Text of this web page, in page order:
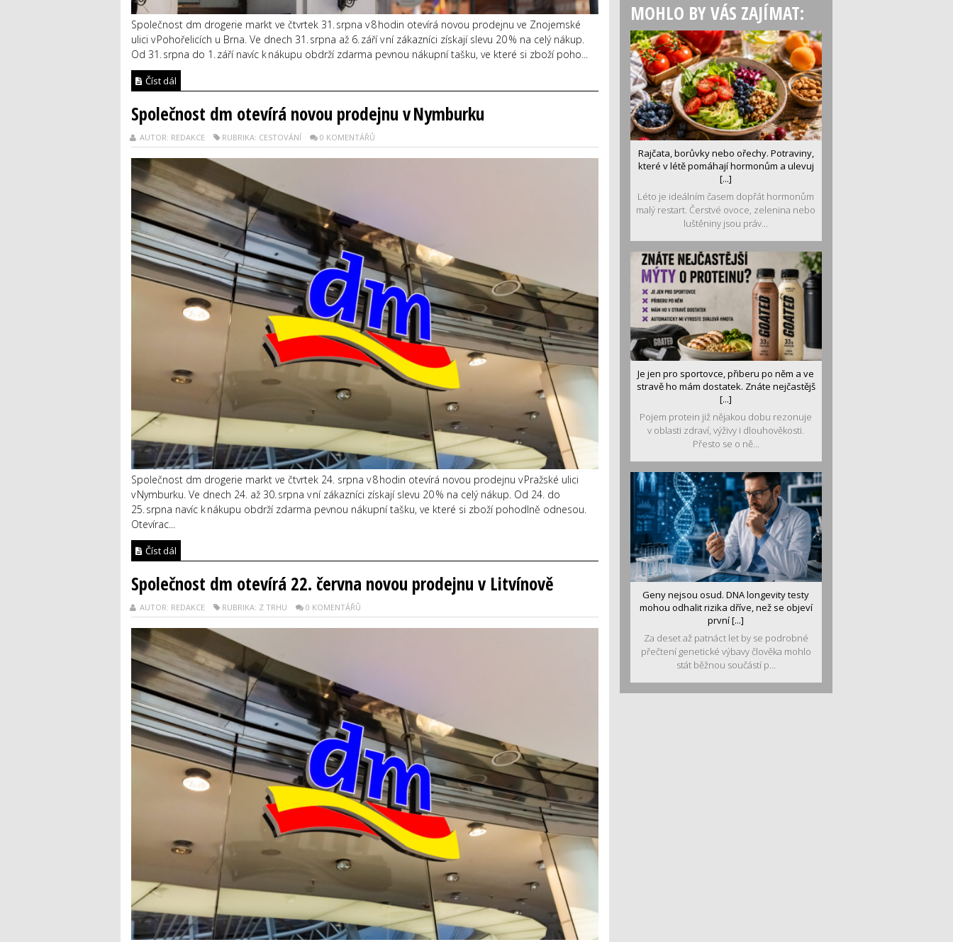
Společnost dm drogerie markt ve čtvrtek 31. srpna v 8 hodin otevírá novou prodejnu ve Znojemské
ulici v Pohořelicích u Brna. Ve dnech 31. srpna až 6. září v ní zákazníci získají slevu 20 % na celý nákup.
Od 31. srpna do 1. září navíc k nákupu obdrží zdarma pevnou nákupní tašku, ve které si zboží poho...
Číst dál
Společnost dm otevírá novou prodejnu v Nymburku
AUTOR: REDAKCE RUBRIKA: CESTOVÁNÍ 0 KOMENTÁŘŮ
Společnost dm drogerie markt ve čtvrtek 24. srpna v 8 hodin otevírá novou prodejnu v Pražské ulici
v Nymburku. Ve dnech 24. až 30. srpna v ní zákazníci získají slevu 20 % na celý nákup. Od 24. do
25. srpna navíc k nákupu obdrží zdarma pevnou nákupní tašku, ve které si zboží pohodlně odnesou.
Otevírac...
Číst dál
Společnost dm otevírá 22. června novou prodejnu v Litvínově
AUTOR: REDAKCE RUBRIKA: Z TRHU 0 KOMENTÁŘŮ
MOHLO BY VÁS ZAJÍMAT:
Rajčata, borůvky nebo ořechy. Potraviny,
které v létě pomáhají hormonům a ulevuj
[...]
Léto je ideálním časem dopřát hormonům
malý restart. Čerstvé ovoce, zelenina nebo
luštěniny jsou práv...
Je jen pro sportovce, přiberu po něm a ve
stravě ho mám dostatek. Znáte nejčastějš
[...]
Pojem protein již nějakou dobu rezonuje
v oblasti zdraví, výživy i dlouhověkosti.
Přesto se o ně...
Geny nejsou osud. DNA longevity testy
mohou odhalit rizika dříve, než se objeví
první [...]
Za deset až patnáct let by se podrobné
přečtení genetické výbavy člověka mohlo
stát běžnou součástí p...